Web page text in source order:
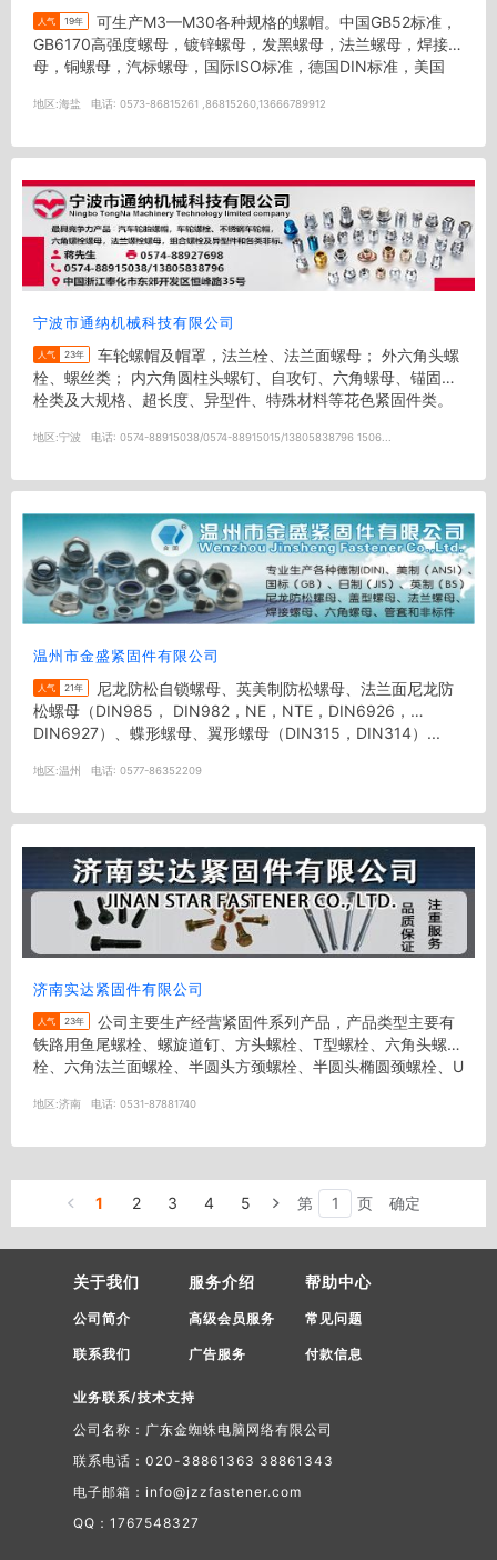
人气 19年
GB6170高强度螺母，镀锌螺母，发黑螺母，法兰螺母，焊接螺
母，铜螺母，汽标螺母，国际ISO标准，德国DIN标准，美国
地区:海盐 电话: 0573-86815261 ,86815260,13666789912
宁波市通纳机械科技有限公司
人气 23年
栓、螺丝类； 内六角圆柱头螺钉、自攻钉、六角螺母、锚固螺
栓类及大规格、超长度、异型件、特殊材料等花色紧固件类。
地区:宁波 电话: 0574-88915038/0574-88915015/13805838796 1506...
温州市金盛紧固件有限公司
人气 21年
松螺母（DIN985， DIN982，NE，NTE，DIN6926，
DIN6927）、蝶形螺母、翼形螺母（DIN315，DIN314）...
地区:温州 电话: 0577-86352209
济南实达紧固件有限公司
人气 23年
铁路用鱼尾螺栓、螺旋道钉、方头螺栓、T型螺栓、六角头螺
栓、六角法兰面螺栓、半圆头方颈螺栓、半圆头椭圆颈螺栓、U
地区:济南 电话: 0531-87881740
1 2 3 4 5 第 页 确定
关于我们
公司简介
联系我们
服务介绍
高级会员服务
广告服务
帮助中心
常见问题
付款信息
业务联系/技术支持
公司名称：广东金蜘蛛电脑网络有限公司
联系电话：020-38861363 38861343
电子邮箱：info@jzzfastener.com
QQ：1767548327